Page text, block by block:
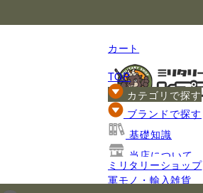
カート
TOP
カテゴリで探す
ブランドで探す
基礎知識
当店について
ご利用ガイド
ミリタリーショップ
軍モノ・輸入雑貨